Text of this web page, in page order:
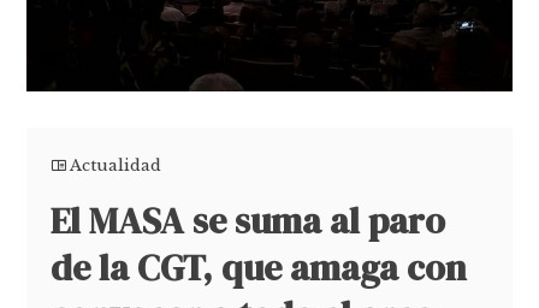
Actualidad
El MASA se suma al paro
de la CGT, que amaga con